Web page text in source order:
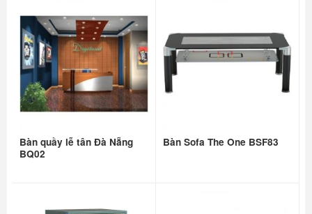
Bàn quầy lễ tân Đà Nẵng
BQ02
Bàn Sofa The One BSF83